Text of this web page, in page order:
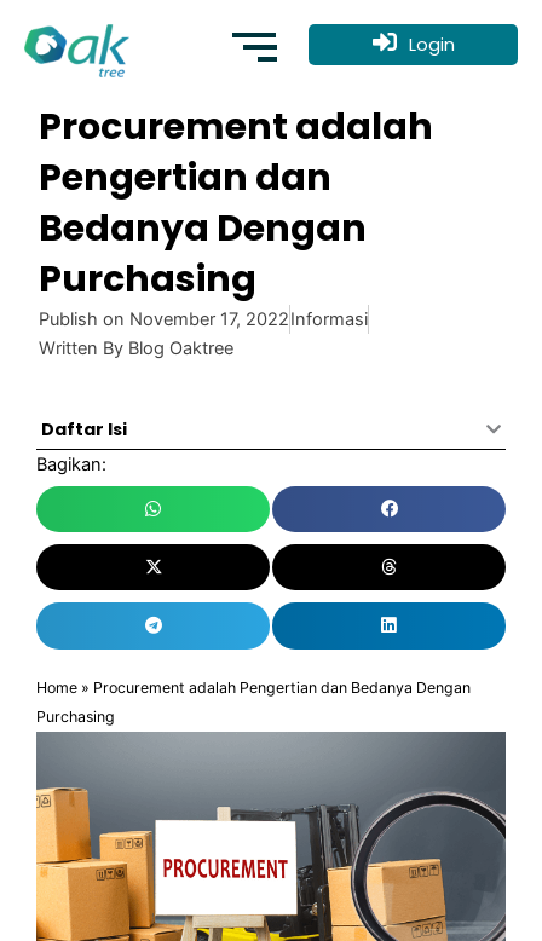
content
Login
Procurement adalah
Pengertian dan
Bedanya Dengan
Purchasing
Publish on November 17, 2022Informasi
Written By Blog Oaktree
Daftar Isi
Bagikan:
Home » Procurement adalah Pengertian dan Bedanya Dengan
Purchasing